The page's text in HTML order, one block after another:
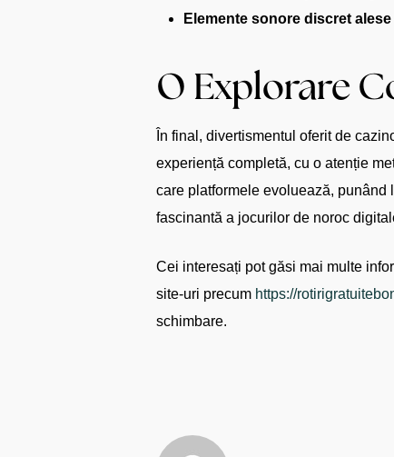
Elemente sonore discret alese
O Explorare
În final, divertismentul oferit de
experiență completă, cu o atenție
care platformele evoluează,
fascinantă a jocurilor de noroc
Cei interesați pot găsi mai multe
site-uri precum https://
schimbare.